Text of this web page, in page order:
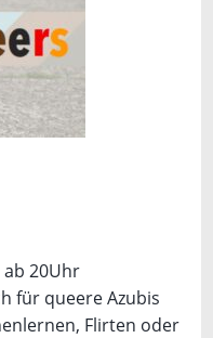
ab 20Uhr
für queere Azubis
Flirten oder